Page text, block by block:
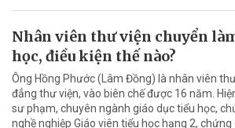
Nhân viên thư viện chuyển
học, điều kiện thế nào?
Ông Hồng Phước (Lâm Đồng) là nhân viên
đẳng thư viện, vào biên chế được 16 năm.
sư phạm, chuyên ngành giáo dục tiểu học,
nghề nghiệp Giáo viên tiểu học hạng 2,